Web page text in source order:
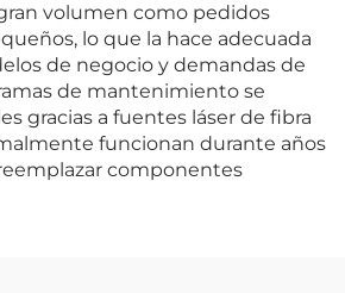
volumen como pedidos
lo que la hace adecuada
de negocio y demandas de
de mantenimiento se
gracias a fuentes láser de fibra
funcionan durante años
componentes